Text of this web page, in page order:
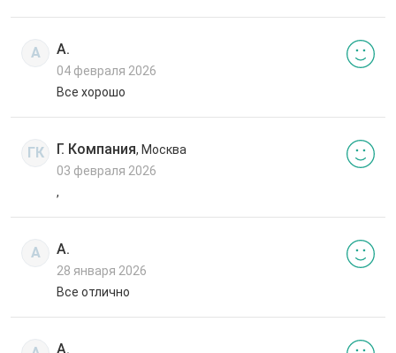
А А.
04 февраля 2026
Все хорошо
ГК Г. Компания, Москва
03 февраля 2026
,
А А.
28 января 2026
Все отлично
А.